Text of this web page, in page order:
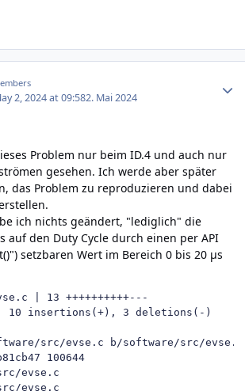
2, 2024 at 09:582. Mai 2024
Problem nur beim ID.4 und auch nur
gesehen. Ich werde aber später
das Problem zu reproduzieren und dabei
ich nichts geändert, "lediglich" die
auf den Duty Cycle durch einen per API
setzbaren Wert im Bereich 0 bis 20 µs
| 13 ++++++++++---
10 insertions(+), 3 deletions(-)
src/evse.c b/software/src/evse.c
100644
evse.c
evse.c